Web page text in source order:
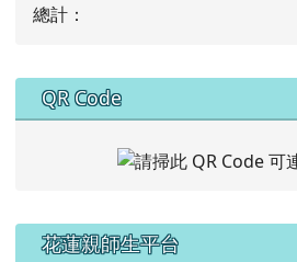
總計：
下中右區域內容
QR Code
左邊區域內容
花蓮親師生平台